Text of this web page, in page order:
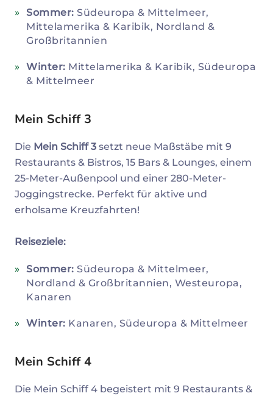
Sommer: Südeuropa & Mittelmeer,
Mittelamerika & Karibik, Nordland &
Großbritannien
Winter: Mittelamerika & Karibik, Südeuropa
& Mittelmeer
Mein Schiff 3
Die Mein Schiff 3 setzt neue Maßstäbe mit 9
Restaurants & Bistros, 15 Bars & Lounges, einem
25-Meter-Außenpool und einer 280-Meter-
Joggingstrecke. Perfekt für aktive und
erholsame Kreuzfahrten!
Reiseziele:
Sommer: Südeuropa & Mittelmeer,
Nordland & Großbritannien, Westeuropa,
Kanaren
Winter: Kanaren, Südeuropa & Mittelmeer
Mein Schiff 4
Die Mein Schiff 4 begeistert mit 9 Restaurants &